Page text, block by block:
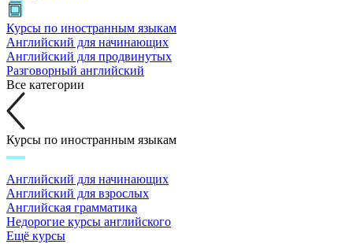
Курсы по иностранным языкам
Английский для начинающих
Английский для продвинутых
Разговорный английский
Все категории
Курсы по иностранным языкам
Английский для начинающих
Английский для взрослых
Английская грамматика
Недорогие курсы английского
Ещё курсы